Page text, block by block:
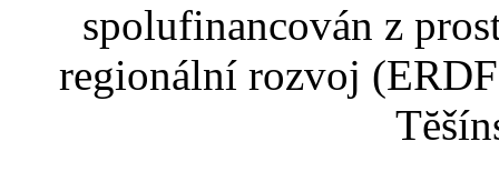
spolufinancován z
regionální rozvoj